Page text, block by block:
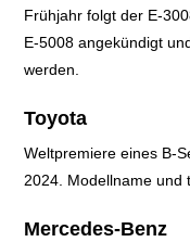
Frühjahr folgt der E-
E-5008 angekündigt
werden.
Toyota
Weltpremiere eines B-
2024. Modellname und
Mercedes-Benz